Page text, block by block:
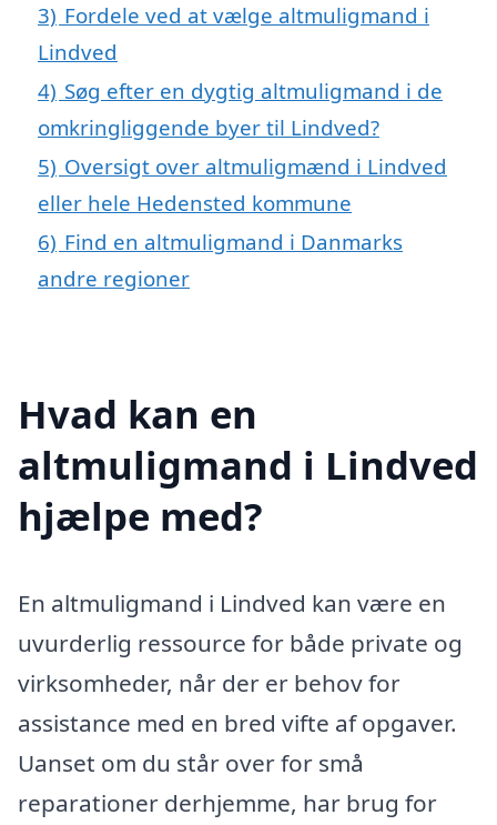
3) Fordele ved at vælge altmuligmand i
Lindved
4) Søg efter en dygtig altmuligmand i de
omkringliggende byer til Lindved?
5) Oversigt over altmuligmænd i Lindved
eller hele Hedensted kommune
6) Find en altmuligmand i Danmarks
andre regioner
Hvad kan en
altmuligmand i Lindved
hjælpe med?
En altmuligmand i Lindved kan være en
uvurderlig ressource for både private og
virksomheder, når der er behov for
assistance med en bred vifte af opgaver.
Uanset om du står over for små
reparationer derhjemme, har brug for